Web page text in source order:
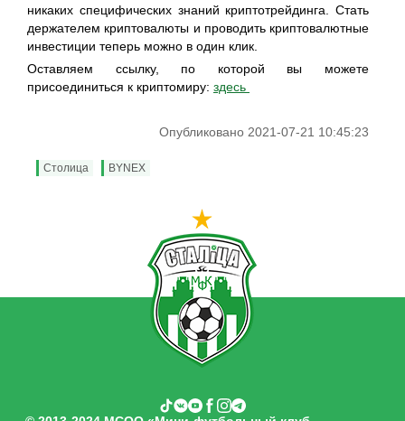
никаких специфических знаний криптотрейдинга. Стать
держателем криптовалюты и проводить криптовалютные
инвестиции теперь можно в один клик.
Оставляем ссылку, по которой вы можете
присоединиться к криптомиру: здесь
Опубликовано 2021-07-21 10:45:23
Столица BYNEX